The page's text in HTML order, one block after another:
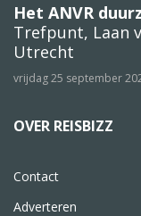
Het ANVR
Trefpunt, Laan
Utrecht
vrijdag 25 september
OVER REISBIZZ
Contact
Adverteren